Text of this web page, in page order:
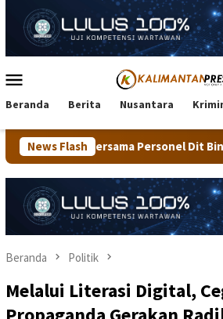
konten
Mobile
Beranda Berita Nusantara
News Flash
Dit Binmas Polda Kaltara Salurkan
Beranda Politik
Melalui Literasi Digital,